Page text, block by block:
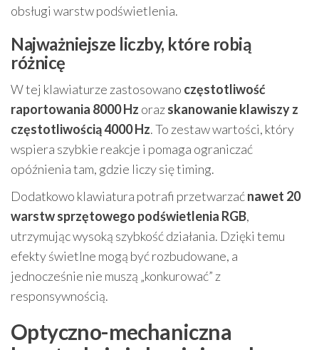
obsługi warstw podświetlenia.
Najważniejsze liczby, które robią
różnicę
W tej klawiaturze zastosowano częstotliwość
raportowania 8000 Hz orazskanowanie klawiszy z
częstotliwością 4000 Hz. To zestaw wartości, który
wspiera szybkie reakcje i pomaga ograniczać
opóźnienia tam, gdzie liczy się timing.
Dodatkowo klawiatura potrafi przetwarzaćnawet 20
warstw sprzętowego podświetlenia RGB,
utrzymując wysoką szybkość działania. Dzięki temu
efekty świetlne mogą być rozbudowane, a
jednocześnie nie muszą „konkurować” z
responsywnością.
Optyczno-mechaniczna